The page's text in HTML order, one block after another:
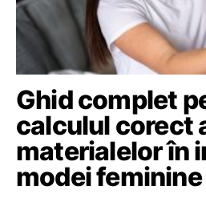
Ghid complet
calculul corect
materialelor în
modei feminine